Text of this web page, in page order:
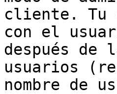
cliente. Tu
con el
después de
usuarios
nombre de